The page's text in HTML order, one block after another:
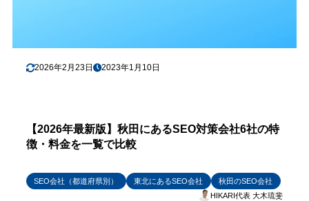
2026年2月23日 2023年1月10日
【2026年最新版】秋田にあるSEO対策会社6社の特
徴・料金を一覧で比較
SEO会社（都道府県別） 東北にあるSEO会社
秋田のSEO会社
HIKARI代表 大木琉斐